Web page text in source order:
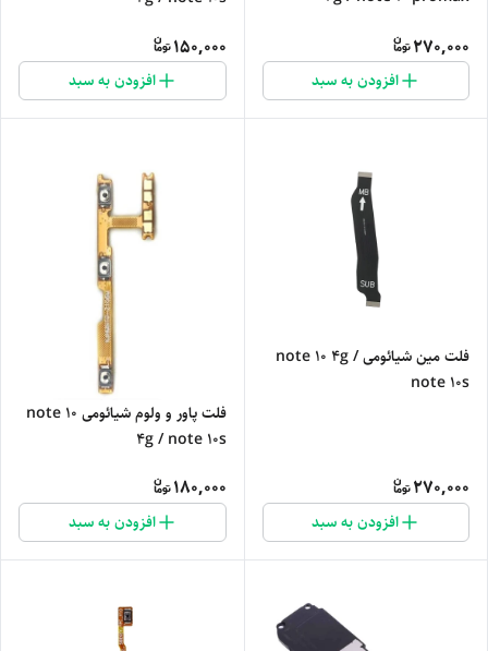
270,000
افزودن به سبد
150,000
افزودن به سبد
فلت مین شیائومی note 10 4g /
note 10s
270,000
افزودن به سبد
فلت پاور و ولوم شیائومی note 10
4g / note 10s
180,000
افزودن به سبد